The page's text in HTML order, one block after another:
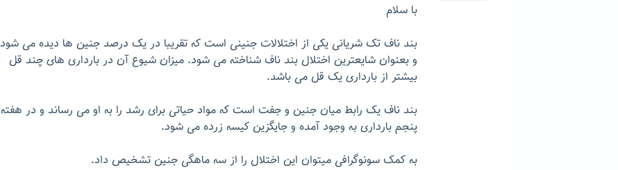
با سلام
بند ناف تک شریانی یکی از اختلالات جنینی است که تقریبا در یک درصد جنین ها دیده می شود
و بعنوان شایعترین اختلال بند ناف شناخته می شود. میزان شیوع آن در بارداری های چند قل
بیشتر از بارداری یک قل می باشد.
بند ناف یک رابط میان جنین و جفت است كه مواد حیاتی برای رشد را به او می رساند و در هفته
پنجم بارداری به وجود آمده و جایگزین كیسه زرده می شود.
به کمک سونوگرافی میتوان این اختلال را از سه ماهگی جنین تشخیص داد.